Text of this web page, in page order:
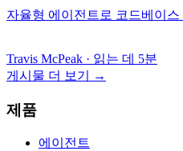
자율형 에이전트로 코드베이스
Travis McPeak · 읽는 데 5분
게시물 더 보기
→
제품
에이전트